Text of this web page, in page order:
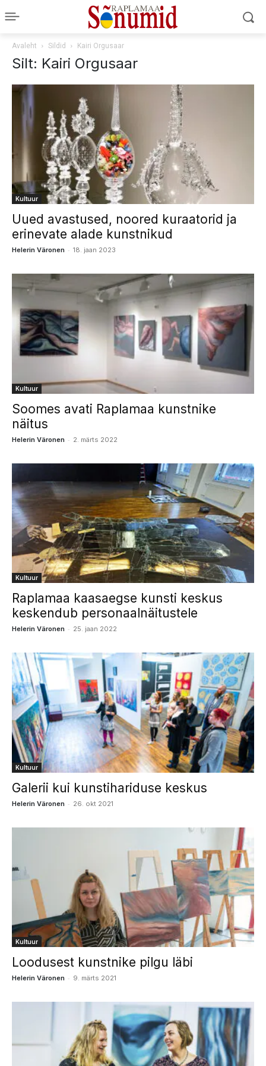
Avaleht Sildid Kairi Orgusaar
Silt: Kairi Orgusaar
Kultuur
Uued avastused, noored kuraatorid ja
erinevate alade kunstnikud
Helerin Väronen - 18. jaan 2023
Kultuur
Soomes avati Raplamaa kunstnike
näitus
Helerin Väronen - 2. märts 2022
Kultuur
Raplamaa kaasaegse kunsti keskus
keskendub personaalnäitustele
Helerin Väronen - 25. jaan 2022
Kultuur
Galerii kui kunstihariduse keskus
Helerin Väronen - 26. okt 2021
Kultuur
Loodusest kunstnike pilgu läbi
Helerin Väronen - 9. märts 2021